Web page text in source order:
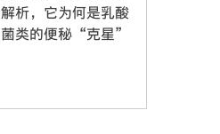
解析，它为何是乳酸
菌类的便秘“克星”